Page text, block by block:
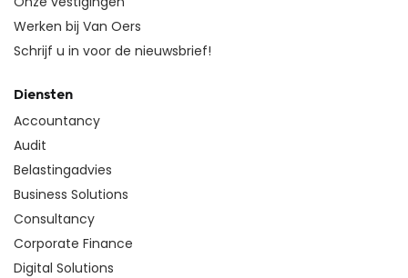
Werken bij Van Oers
Schrijf u in voor de nieuwsbrief!
Diensten
Accountancy
Audit
Belastingadvies
Business Solutions
Consultancy
Corporate Finance
Digital Solutions